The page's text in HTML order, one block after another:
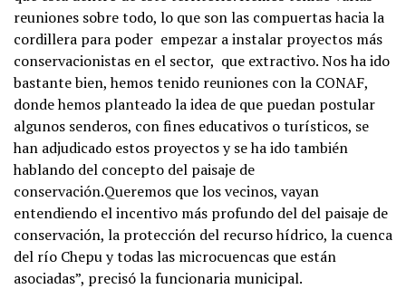
reuniones sobre todo, lo que son las compuertas hacia la
cordillera para poder empezar a instalar proyectos más
conservacionistas en el sector, que extractivo. Nos ha ido
bastante bien, hemos tenido reuniones con la CONAF,
donde hemos planteado la idea de que puedan postular
algunos senderos, con fines educativos o turísticos, se
han adjudicado estos proyectos y se ha ido también
hablando del concepto del paisaje de
conservación.Queremos que los vecinos, vayan
entendiendo el incentivo más profundo del del paisaje de
conservación, la protección del recurso hídrico, la cuenca
del río Chepu y todas las microcuencas que están
asociadas”, precisó la funcionaria municipal.